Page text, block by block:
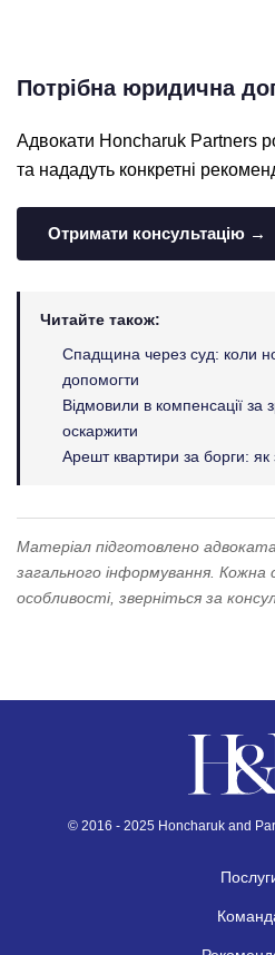
Потрібна юридична
Адвокати Honcharuk Partners
та нададуть конкретні
Отримати консультацію →
Читайте також:
Спадщина через суд: коли
допомогти
Відмовили в компенсації за
оскаржити
Арешт квартири за борги: як
Матеріал підготовлено
загального інформування. Кожна
особливості, зверніться за
© 2016 - 2025 Honcharuk and